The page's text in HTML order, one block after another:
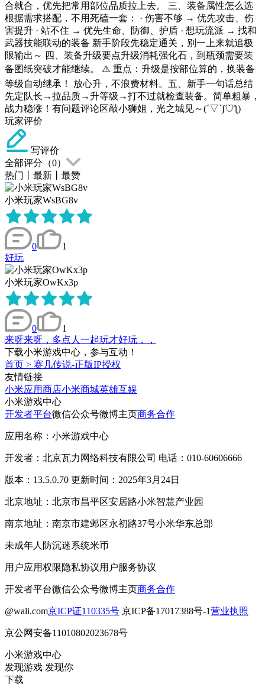
合就合，优先把常用部位品质拉上去。 三、装备属性怎么选
根据需求搭配，不用死磕一套： · 伤害不够 → 优先攻击、伤
害提升 · 站不住 → 优先生命、防御、护盾 · 想玩流派 → 找和
武器技能联动的装备 新手阶段先稳定通关，别一上来就追极
限输出～ 四、装备升级要点升级消耗强化石，到瓶颈需要装
备图纸突破才能继续。 ⚠️ 重点：升级是按部位算的，换装备
等级自动继承！ 放心升，不浪费材料。五、新手一句话总结
先定队长→拉品质→升等级→打不过就检查装备。简单粗暴，
战力稳涨！有问题评论区敲小狮姐，光之城见～(´▽`ʃ♡ƪ)
玩家评价
写评价
全部评分（0）
热门
最新 最赞
小米玩家WsBG8v
0
1
好玩
小米玩家OwKx3p
0
1
来呀来呀，多点人一起玩才好玩，，
下载小米游戏中心，参与互动！
首页 > 赛几传说-正版IP授权
友情链接
小米应用商店小米商城英雄互娱
小米游戏中心
开发者平台微信公众号微博主页商务合作
应用名称：小米游戏中心
开发者：北京瓦力网络科技有限公司 电话：010-60606666
版本：13.5.0.70 更新时间：2025年3月24日
北京地址：北京市昌平区安居路小米智慧产业园
南京地址：南京市建邺区永初路37号小米华东总部
未成年人防沉迷系统米币
用户应用权限隐私协议用户服务协议
开发者平台微信公众号微博主页商务合作
@wali.com京ICP证110335号 京ICP备17017388号-1营业执照
京公网安备11010802023678号
小米游戏中心
发现游戏 发现你
下载